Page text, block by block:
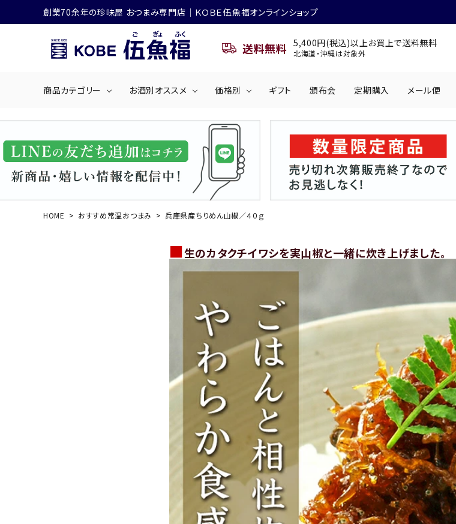
創業70余年の珍味屋 おつまみ専門店│ＫＯＢＥ伍魚福オンラインショップ
送料無料 5,400円(税込)以上お買上で送料無料
北海道・沖縄は対象外
商品カテゴリー
くぎ煮 海産物 乳製品
佃煮・ごはんのおとも 丸う
お酒別オススメ 価格別
501円～1,000円 1,001円～
4,001円～5,000円 5,001円～
ギフト 頒布会 定期購入 メール便
ACCOUNT MENU
ログイン 会員登録
HOME おすすめ常温おつまみ 兵庫県産ちりめん山椒／４０ｇ
■生のカタクチイワシを実山椒と一緒に炊き上げました。